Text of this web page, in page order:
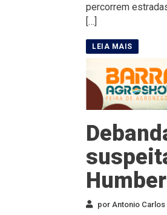
percorrem
[…]
por Antonio